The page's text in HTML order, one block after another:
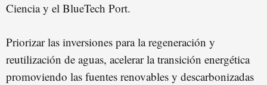
Ciencia y el BlueTech Port.
Priorizar las inversiones para la regeneración y
reutilización de aguas, acelerar la transición energética
promoviendo las fuentes renovables y descarbonizadas